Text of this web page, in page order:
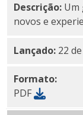
Descrição: Um
novos e
Lançado: 22
Formato:
PDF